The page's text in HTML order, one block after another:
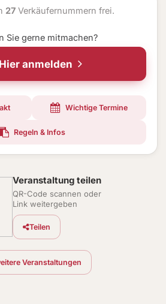
27 Verkäufernummern frei.
Sie gerne mitmachen?
Hier anmelden
Wichtige Termine
Regeln & Infos
Veranstaltung teilen
QR-Code scannen oder
Link weitergeben
Teilen
Veranstaltungen